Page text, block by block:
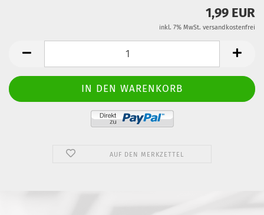
1,99 EUR
inkl. 7% MwSt. versandkostenfrei
AUF DEN MERKZETTEL